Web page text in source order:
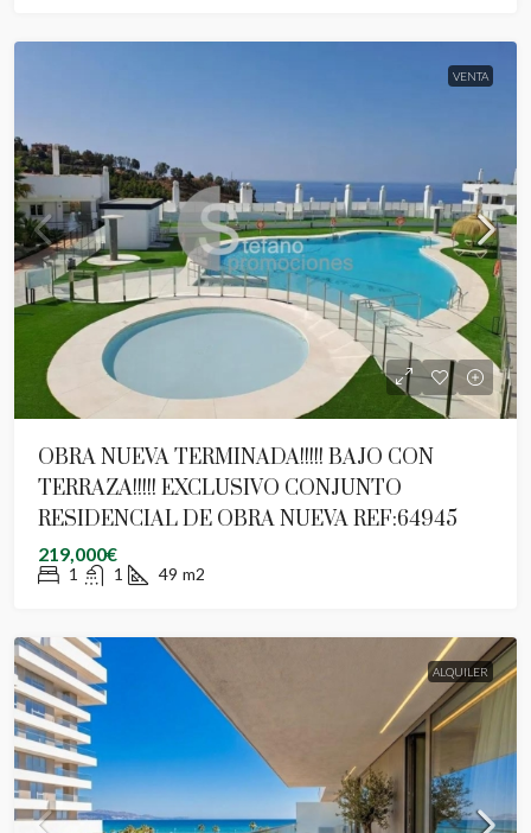
VENTA
OBRA NUEVA TERMINADA!!!!! BAJO CON
TERRAZA!!!!! EXCLUSIVO CONJUNTO
RESIDENCIAL DE OBRA NUEVA REF:64945
219,000€
1 1 49 m2
ALQUILER